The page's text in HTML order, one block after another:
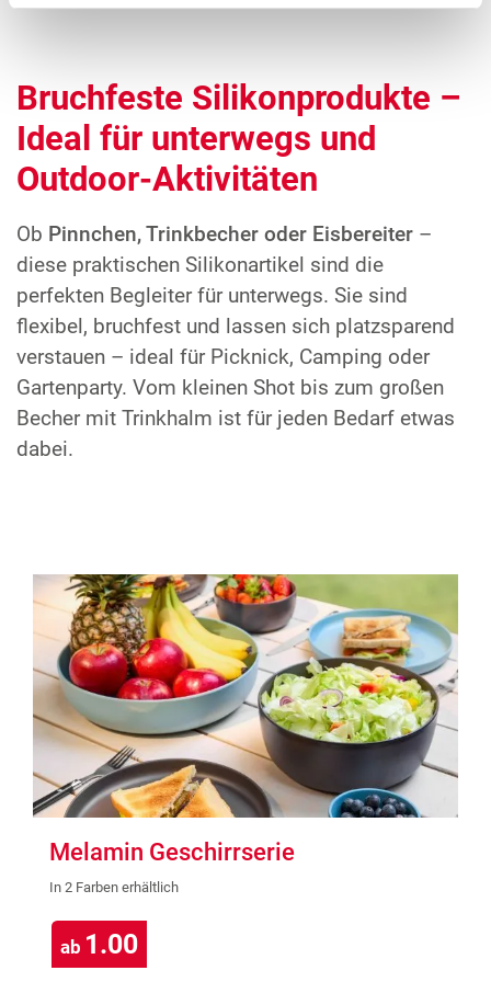
Bruchfeste Silikonprodukte –
Ideal für unterwegs und
Outdoor-Aktivitäten
Ob Pinnchen, Trinkbecher oder Eisbereiter –
diese praktischen Silikonartikel sind die
perfekten Begleiter für unterwegs. Sie sind
flexibel, bruchfest und lassen sich platzsparend
verstauen – ideal für Picknick, Camping oder
Gartenparty. Vom kleinen Shot bis zum großen
Becher mit Trinkhalm ist für jeden Bedarf etwas
dabei.
Melamin Geschirrserie
In 2 Farben erhältlich
ab 1.00